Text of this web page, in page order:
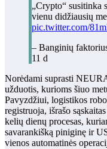
„Crypto“ susitinka
vienu didžiausių
pic.twitter.com/
– Banginių
11 d
Norėdami suprasti
užduotis, kurioms šiuo
Pavyzdžiui, logistikos
registruoja, išrašo
kelių dienų procesas,
savarankišką piniginę ir
vienos automatinės